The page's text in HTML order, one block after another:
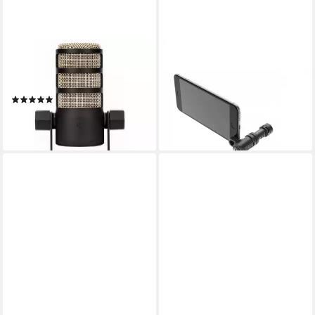
RODE MICROPHONES
Mikrofon Rode Microphones
PodMic, Mikrofon
(1)
127,49 €
lieferbar - in 2-3 Werktagen bei dir
VideoMic Me, Mikrofon
ab 29,60 € UVP
-54%
lieferbar - in 2-3 Werktagen bei dir